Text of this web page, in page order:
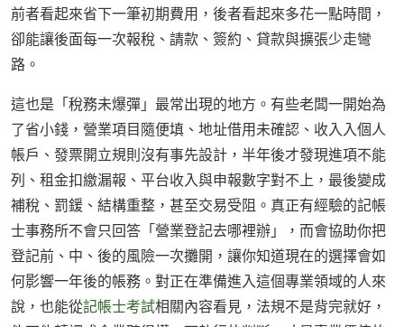
前者看起來省下一筆初期費用，後者看起來多花一點時間，
卻能讓後面每一次報稅、請款、簽約、貸款與擴張少走彎
路。
這也是「稅務未爆彈」最常出現的地方。有些老闆一開始為
了省小錢，營業項目隨便填、地址借用未確認、收入入個人
帳戶、發票開立規則沒有事先設計，半年後才發現進項不能
列、租金扣繳漏報、平台收入與申報數字對不上，最後變成
補稅、罰鍰、結構重整，甚至交易受阻。真正有經驗的記帳
士事務所不會只回答「營業登記去哪裡辦」，而會協助你把
登記前、中、後的風險一次攤開，讓你知道現在的選擇會如
何影響一年後的帳務。對正在準備進入這個專業領域的人來
說，也能從記帳士考試相關內容看見，法規不是背完就好，